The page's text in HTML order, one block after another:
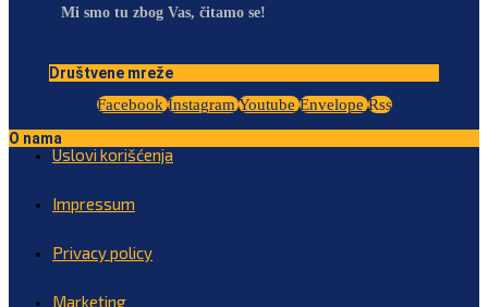
Mi smo tu zbog Vas, čitamo se!
Društvene mreže
Facebook Instagram Youtube Envelope Rss
O nama
Uslovi korišćenja
Impressum
Privacy policy
Marketing